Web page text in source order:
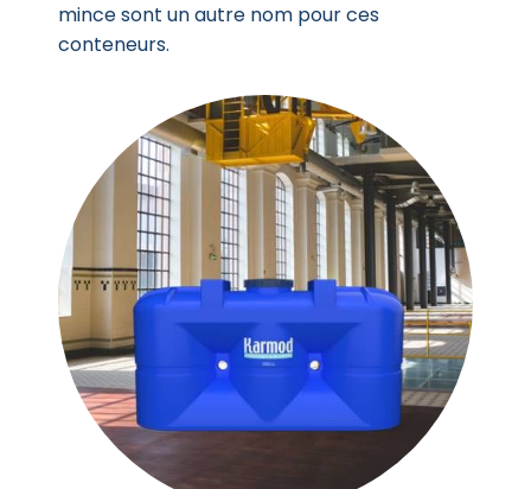
mince sont un autre nom pour ces
conteneurs.